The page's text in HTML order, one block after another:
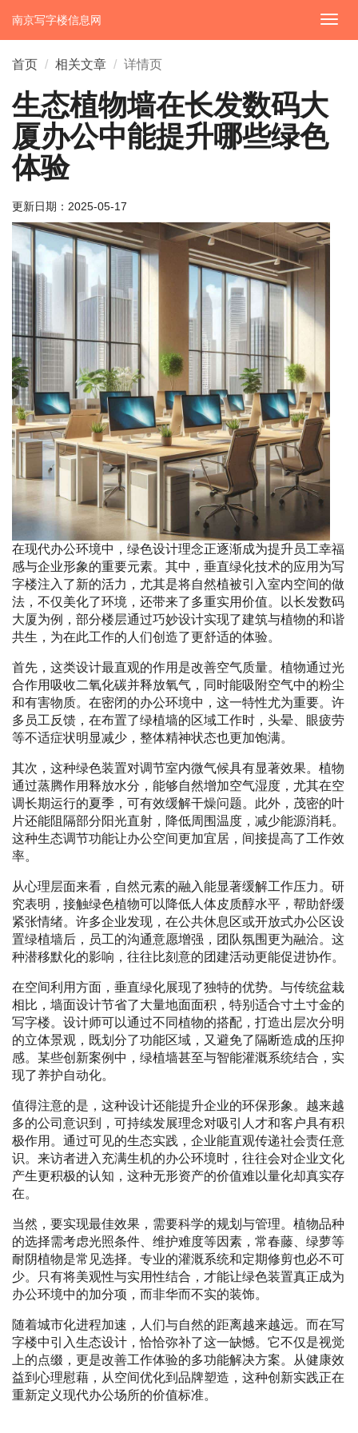
切
换
南京写字楼信息网
首页 相关文章 详情页
生态植物墙在长发数码大
厦办公中能提升哪些绿色
体验
更新日期： 2025-05-17
在现代办公环境中，绿色设计理念正逐渐成为提升员工幸福
感与企业形象的重要元素。其中，垂直绿化技术的应用为写
字楼注入了新的活力，尤其是将自然植被引入室内空间的做
法，不仅美化了环境，还带来了多重实用价值。以长发数码
大厦为例，部分楼层通过巧妙设计实现了建筑与植物的和谐
共生，为在此工作的人们创造了更舒适的体验。
首先，这类设计最直观的作用是改善空气质量。植物通过光
合作用吸收二氧化碳并释放氧气，同时能吸附空气中的粉尘
和有害物质。在密闭的办公环境中，这一特性尤为重要。许
多员工反馈，在布置了绿植墙的区域工作时，头晕、眼疲劳
等不适症状明显减少，整体精神状态也更加饱满。
其次，这种绿色装置对调节室内微气候具有显著效果。植物
通过蒸腾作用释放水分，能够自然增加空气湿度，尤其在空
调长期运行的夏季，可有效缓解干燥问题。此外，茂密的叶
片还能阻隔部分阳光直射，降低周围温度，减少能源消耗。
这种生态调节功能让办公空间更加宜居，间接提高了工作效
率。
从心理层面来看，自然元素的融入能显著缓解工作压力。研
究表明，接触绿色植物可以降低人体皮质醇水平，帮助舒缓
紧张情绪。许多企业发现，在公共休息区或开放式办公区设
置绿植墙后，员工的沟通意愿增强，团队氛围更为融洽。这
种潜移默化的影响，往往比刻意的团建活动更能促进协作。
在空间利用方面，垂直绿化展现了独特的优势。与传统盆栽
相比，墙面设计节省了大量地面面积，特别适合寸土寸金的
写字楼。设计师可以通过不同植物的搭配，打造出层次分明
的立体景观，既划分了功能区域，又避免了隔断造成的压抑
感。某些创新案例中，绿植墙甚至与智能灌溉系统结合，实
现了养护自动化。
值得注意的是，这种设计还能提升企业的环保形象。越来越
多的公司意识到，可持续发展理念对吸引人才和客户具有积
极作用。通过可见的生态实践，企业能直观传递社会责任意
识。来访者进入充满生机的办公环境时，往往会对企业文化
产生更积极的认知，这种无形资产的价值难以量化却真实存
在。
当然，要实现最佳效果，需要科学的规划与管理。植物品种
的选择需考虑光照条件、维护难度等因素，常春藤、绿萝等
耐阴植物是常见选择。专业的灌溉系统和定期修剪也必不可
少。只有将美观性与实用性结合，才能让绿色装置真正成为
办公环境中的加分项，而非华而不实的装饰。
随着城市化进程加速，人们与自然的距离越来越远。而在写
字楼中引入生态设计，恰恰弥补了这一缺憾。它不仅是视觉
上的点缀，更是改善工作体验的多功能解决方案。从健康效
益到心理慰藉，从空间优化到品牌塑造，这种创新实践正在
重新定义现代办公场所的价值标准。